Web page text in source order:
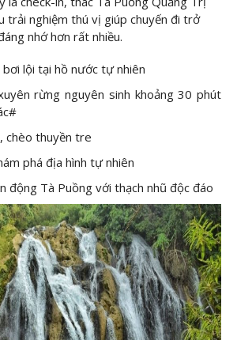
trải nghiệm thú vị giúp chuyến đi trở
nhớ hơn rất nhiều.
bơi lội tại hồ nước tự nhiên
rừng nguyên sinh khoảng 30 phút
chèo thuyền tre
phá địa hình tự nhiên
động Tà Puồng với thạch nhũ độc đáo